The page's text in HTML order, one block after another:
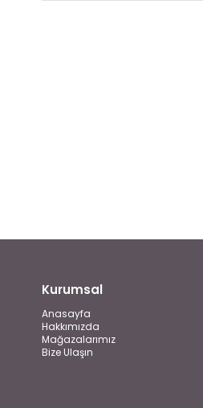
Kurumsal
Anasayfa
Hakkımızda
Mağazalarımız
Bize Ulaşın